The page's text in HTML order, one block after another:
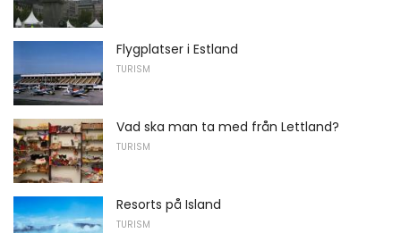
Flygplatser i Estland
TURISM
Vad ska man ta med från Lettland?
TURISM
Resorts på Island
TURISM